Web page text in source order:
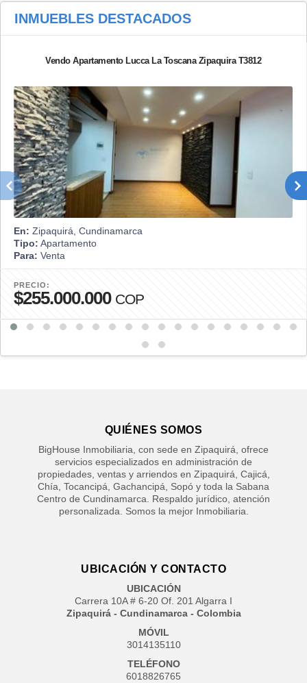
INMUEBLES DESTACADOS
Vendo Apartamento Lucca La Toscana Zipaquira T3812
En: Zipaquirá, Cundinamarca
Tipo: Apartamento
Para: Venta
PRECIO:
$255.000.000 COP
QUIÉNES SOMOS
BigHouse Inmobiliaria, con sede en Zipaquirá, ofrece
servicios especializados en administración de
propiedades, ventas y arriendos en Zipaquirá, Cajicá,
Chía, Tocancipá, Gachancipá, Sopó y toda la Sabana
Centro de Cundinamarca. Respaldo jurídico, atención
personalizada. Somos la mejor Inmobiliaria.
UBICACIÓN Y CONTACTO
UBICACIÓN
Carrera 10A # 6-20 Of. 201 Algarra I
Zipaquirá - Cundinamarca - Colombia
MÓVIL
3014135110
TELÉFONO
6018826765